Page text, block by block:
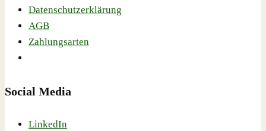
Datenschutzerklärung
AGB
Zahlungsarten
Social Media
LinkedIn